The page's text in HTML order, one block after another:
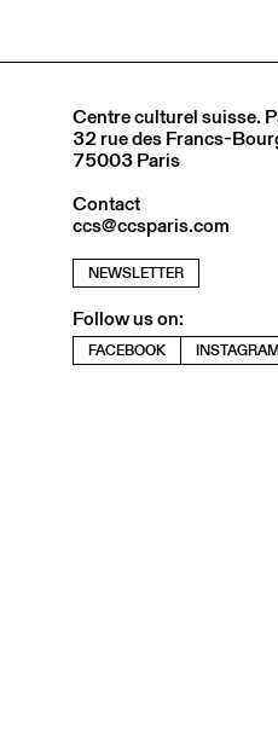
Centre culturel suisse.
32 rue des Francs-
75003 Paris
Contact
ccs@ccsparis.com
NEWSLETTER
Follow us on:
FACEBOOK INSTAGRAM